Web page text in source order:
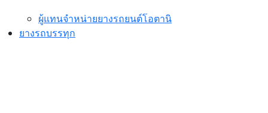
ผู้แทนจำหน่ายยางรถยนต์โอตานิ
ยางรถบรรทุก